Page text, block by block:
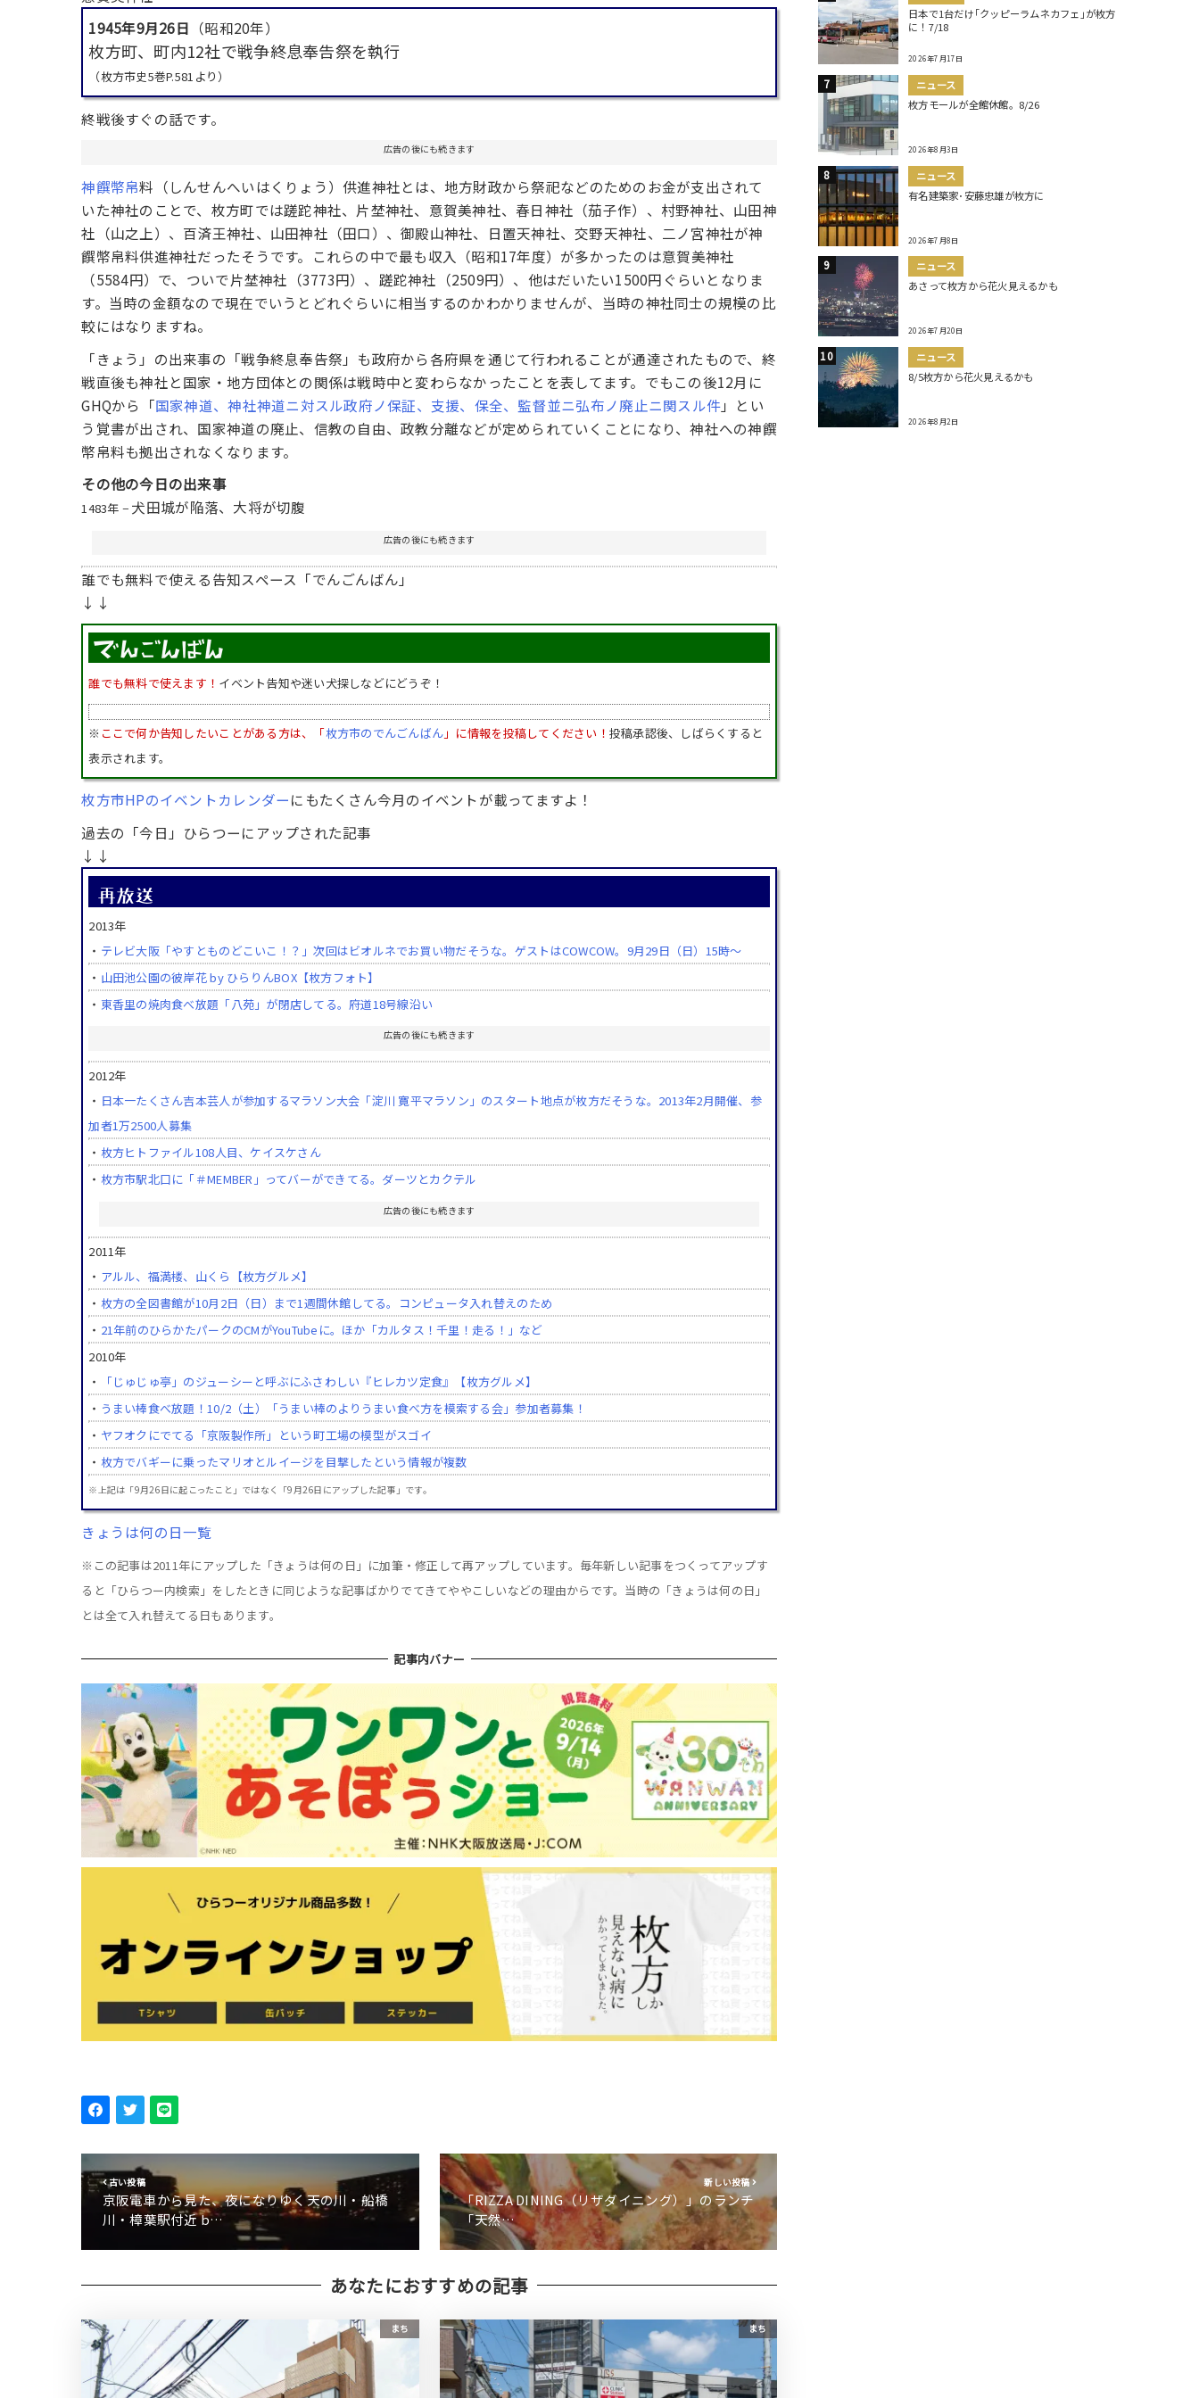
1945年9月26日 （昭和20年）
枚方町、町内12社で戦争終息奉告祭を執行
（枚方市史5巻P.581より）
終戦後すぐの話です。
広告の後にも続きます
神饌幣帛料（しんせんへいはくりょう）供進神社とは、地方財政から祭祀などのためのお金が支出されて
いた神社のことで、枚方町では蹉跎神社、片埜神社、意賀美神社、春日神社（茄子作）、村野神社、山田神
社（山之上）、百済王神社、山田神社（田口）、御殿山神社、日置天神社、交野天神社、二ノ宮神社が神
饌幣帛料供進神社だったそうです。これらの中で最も収入（昭和17年度）が多かったのは意賀美神社
（5584円）で、ついで片埜神社（3773円）、蹉跎神社（2509円）、他はだいたい1500円ぐらいとなりま
す。当時の金額なので現在でいうとどれぐらいに相当するのかわかりませんが、当時の神社同士の規模の比
較にはなりますね。
「きょう」の出来事の「戦争終息奉告祭」も政府から各府県を通じて行われることが通達されたもので、終
戦直後も神社と国家・地方団体との関係は戦時中と変わらなかったことを表してます。でもこの後12月に
GHQから「国家神道、神社神道ニ対スル政府ノ保証、支援、保全、監督並ニ弘布ノ廃止ニ関スル件」とい
う覚書が出され、国家神道の廃止、信教の自由、政教分離などが定められていくことになり、神社への神饌
幣帛料も拠出されなくなります。
その他の今日の出来事
1483年 − 犬田城が陥落、大将が切腹
広告の後にも続きます
誰でも無料で使える告知スペース「でんごんばん」
↓↓
誰でも無料で使えます！ イベント告知や迷い犬探しなどにどうぞ！
※ ここで何か告知したいことがある方は、「枚方市のでんごんばん 」に情報を投稿してください！ 投稿承認後、しばらくすると
表示されます。
枚方市HPのイベントカレンダーにもたくさん今月のイベントが載ってますよ！
過去の「今日」ひらつーにアップされた記事
↓↓
2013年
・ テレビ大阪「やすとものどこいこ！？」次回はビオルネでお買い物だそうな。ゲストはCOWCOW。9月29日（日）15時～
・ 山田池公園の彼岸花 by ひらりんBOX【枚方フォト】
・ 東香里の焼肉食べ放題「八苑」が閉店してる。府道18号線沿い
広告の後にも続きます
2012年
・ 日本一たくさん吉本芸人が参加するマラソン大会「淀川 寛平マラソン」のスタート地点が枚方だそうな。2013年2月開催、参
加者1万2500人募集
・ 枚方ヒトファイル108人目、ケイスケさん
・ 枚方市駅北口に「＃MEMBER」ってバーができてる。ダーツとカクテル
広告の後にも続きます
2011年
・ アルル、福満楼、山くら【枚方グルメ】
・ 枚方の全図書館が10月2日（日）まで1週間休館してる。コンピュータ入れ替えのため
・ 21年前のひらかたパークのCMがYouTubeに。ほか「カルタス！千里！走る！」など
2010年
・
「じゅじゅ亭」のジューシーと呼ぶにふさわしい『ヒレカツ定食』【枚方グルメ】
・ うまい棒食べ放題！10/2（土）「うまい棒のよりうまい食べ方を模索する会」参加者募集！
・ ヤフオクにでてる「京阪製作所」という町工場の模型がスゴイ
・ 枚方でバギーに乗ったマリオとルイージを目撃したという情報が複数
※上記は「9月26日に起こったこと」ではなく「9月26日にアップした記事」です。
きょうは何の日一覧
※この記事は2011年にアップした「きょうは何の日」に加筆・修正して再アップしています。毎年新しい記事をつくってアップす
ると「ひらつー内検索」をしたときに同じような記事ばかりでてきてややこしいなどの理由からです。当時の「きょうは何の日」
とは全て入れ替えてる日もあります。
記事内バナー
古い投稿
京阪電車から見た、夜になりゆく天の川・船橋
川・樟葉駅付近 b…
新しい投稿
「RIZZA DINING（リザダイニング）」のランチ
「天然…
あなたにおすすめの記事
まち まち
日本で1台だけ｢クッピーラムネカフェ｣が枚方
に！7/18
2026年7月17日
ニュース
枚方モールが全館休館。8/26
2026年8月3日
ニュース
有名建築家･安藤忠雄が枚方に
2026年7月8日
ニュース
あさって枚方から花火見えるかも
2026年7月20日
ニュース
8/5枚方から花火見えるかも
2026年8月2日